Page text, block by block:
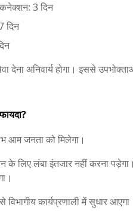
कनेक्शन: 3 दिन
दिन
देना अनिवार्य होगा। इससे
आम जनता को मिलेगा।
लिए लंबा इंतजार नहीं करना
कार्यप्रणाली में सुधार आएगा।